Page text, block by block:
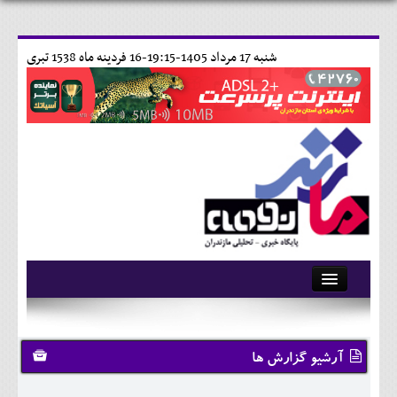
16 فردينه ماه 1538 تبری شنبه 17 مرداد 1405-19:15-
آرشیو
تماس با ما
وبلاگ
آرشیو گزارش ها